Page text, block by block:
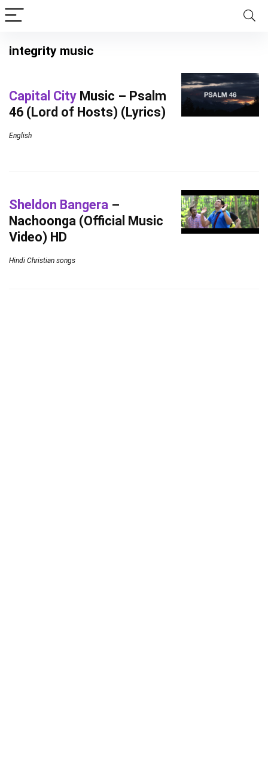
integrity music
Capital City Music – Psalm
46 (Lord of Hosts) (Lyrics)
English
Sheldon Bangera –
Nachoonga (Official Music
Video) HD
Hindi Christian songs